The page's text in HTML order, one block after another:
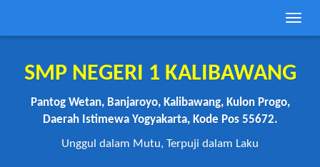
Toggle
SMP NEGERI 1 KALIBAWANG
Pantog Wetan, Banjaroyo, Kalibawang, Kulon Progo,
Daerah Istimewa Yogyakarta, Kode Pos 55672.
Unggul dalam Mutu, Terpuji dalam Laku